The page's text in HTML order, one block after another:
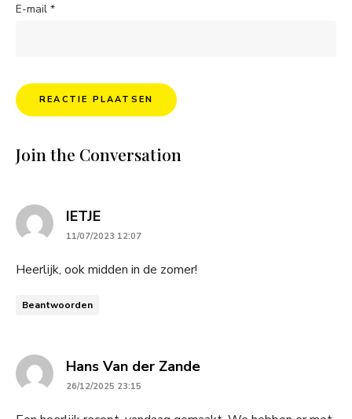
E-mail *
Join the Conversation
IETJEsays:
11/07/2023 12:07
Heerlijk, ook midden in de zomer!
Beantwoorden
Hans Van der Zandesays:
26/12/2025 23:15